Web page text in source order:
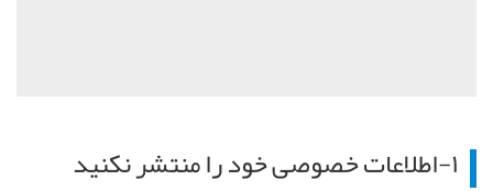
۱-اطلاعات خصوصی خود را منتشر نکنید